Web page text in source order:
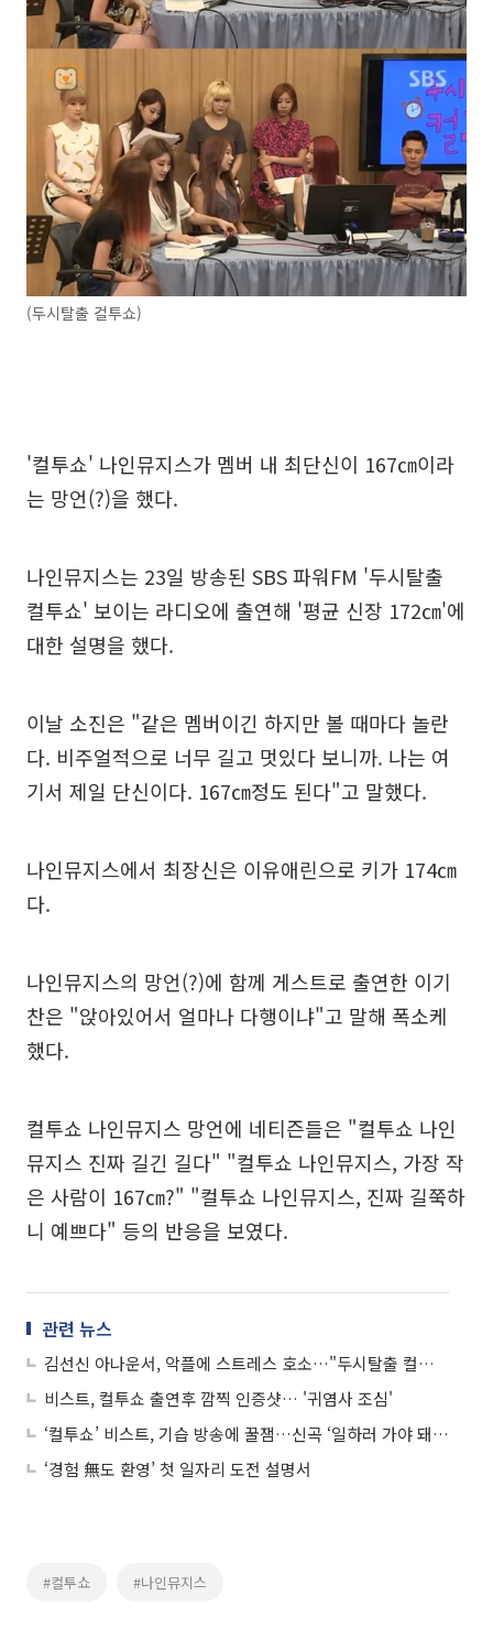
(두시탈출 컬투쇼)
'컬투쇼' 나인뮤지스가 멤버 내 최단신이 167㎝이라
는 망언(?)을 했다.
나인뮤지스는 23일 방송된 SBS 파워FM '두시탈출
컬투쇼' 보이는 라디오에 출연해 '평균 신장 172㎝'에
대한 설명을 했다.
이날 소진은 "같은 멤버이긴 하지만 볼 때마다 놀란
다. 비주얼적으로 너무 길고 멋있다 보니까. 나는 여
기서 제일 단신이다. 167㎝정도 된다"고 말했다.
나인뮤지스에서 최장신은 이유애린으로 키가 174㎝
다.
나인뮤지스의 망언(?)에 함께 게스트로 출연한 이기
찬은 "앉아있어서 얼마나 다행이냐"고 말해 폭소케
했다.
컬투쇼 나인뮤지스 망언에 네티즌들은 "컬투쇼 나인
뮤지스 진짜 길긴 길다" "컬투쇼 나인뮤지스, 가장 작
은 사람이 167㎝?" "컬투쇼 나인뮤지스, 진짜 길쭉하
니 예쁘다" 등의 반응을 보였다.
관련 뉴스
김선신 아나운서, 악플에 스트레스 호소…"두시탈출 컬투쇼 듣고 슬럼프 탈출했다?"
비스트, 컬투쇼 출연후 깜찍 인증샷… '귀염사 조심'
‘컬투쇼’ 비스트, 기습 방송에 꿀잼…신곡 ‘일하러 가야 돼’ 첫 라이브 공개
‘경험 無도 환영’ 첫 일자리 도전 설명서
#컬투쇼 #나인뮤지스